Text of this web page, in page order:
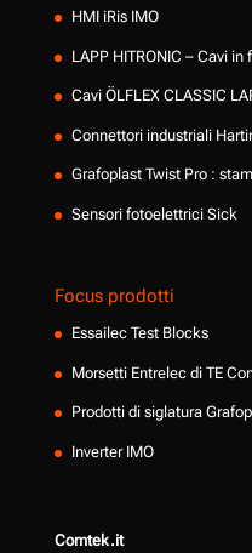
HMI iRis IMO
LAPP HITRONIC – Cavi in
Cavi ÖLFLEX CLASSIC
Connettori industriali
Grafoplast Twist Pro :
Sensori fotoelettrici Sick
Focus prodotti
Essailec Test Blocks
Morsetti Entrelec di TE
Prodotti di siglatura
Inverter IMO
Comtek.it